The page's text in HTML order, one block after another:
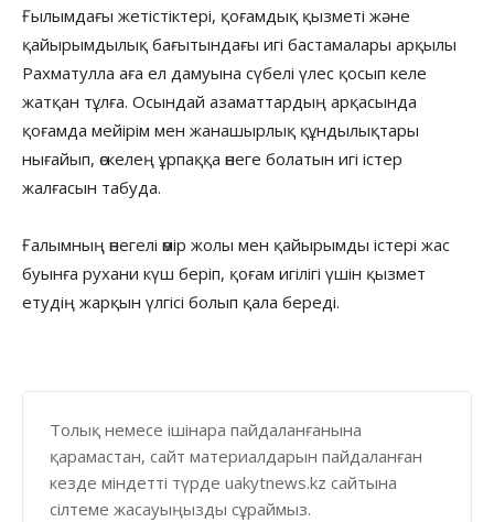
Ғылымдағы жетістіктері, қоғамдық қызметі және
қайырымдылық бағытындағы игі бастамалары арқылы
Рахматулла аға ел дамуына сүбелі үлес қосып келе
жатқан тұлға. Осындай азаматтардың арқасында
қоғамда мейірім мен жанашырлық құндылықтары
нығайып, өскелең ұрпаққа өнеге болатын игі істер
жалғасын табуда.
Ғалымның өнегелі өмір жолы мен қайырымды істері жас
буынға рухани күш беріп, қоғам игілігі үшін қызмет
етудің жарқын үлгісі болып қала береді.
Толық немесе ішінара пайдаланғанына
қарамастан, сайт материалдарын пайдаланған
кезде міндетті түрде uakytnews.kz сайтына
сілтеме жасауыңызды сұраймыз.